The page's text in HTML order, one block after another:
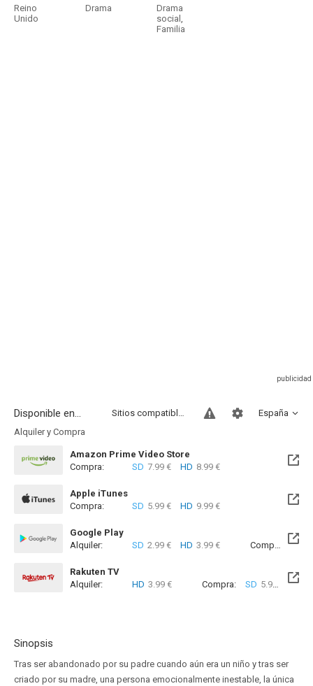
Reino
Unido
Drama
Drama
social ,
Familia
Disponible en... España
Sitios compatibles
Alquiler y Compra
Amazon Prime Video Store
Compra:
SD 7.99 € HD 8.99 €
Apple iTunes
Compra:
SD 5.99 € HD 9.99 €
Google Play
Alquiler:
SD 2.99 € HD 3.99 € Compra: SD
Rakuten TV
Alquiler:
HD 3.99 € Compra: SD 5.99 € HD
Sinopsis
Tras ser abandonado por su padre cuando aún era un niño y tras ser
criado por su madre, una persona emocionalmente inestable, la única